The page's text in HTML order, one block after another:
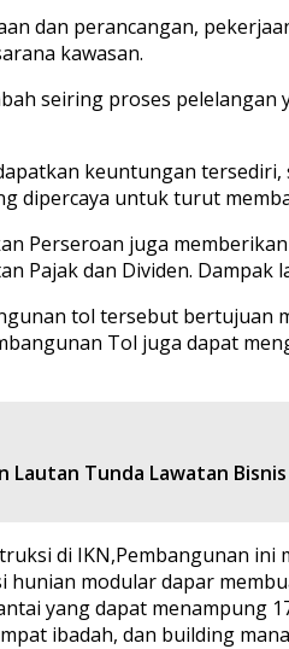
dan perancangan,
kawasan.
seiring proses pelelangan
keuntungan
dipercaya untuk turut
Perseroan juga
Pajak dan Dividen.
tol tersebut
Tol juga dapat
Lautan Tunda Lawatan
di IKN,Pembangunan
modular dapar
yang dapat menampung
ibadah, dan building